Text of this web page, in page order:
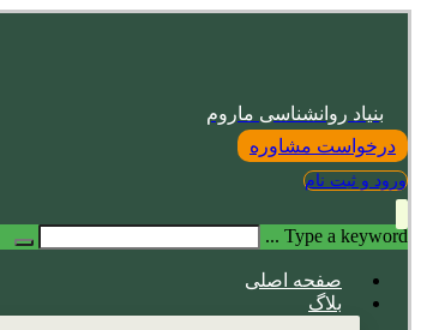
بنیاد روانشناسی ماروم
درخواست مشاوره
ورود و ثبت نام
Type a keyword ...
صفحه اصلی
بلاگ